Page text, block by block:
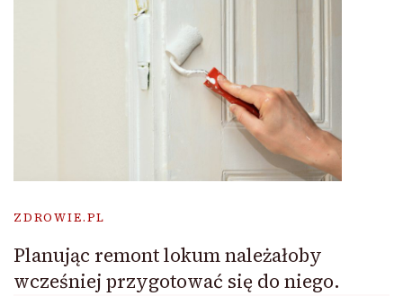
ZDROWIE.PL
Planując remont lokum należałoby
wcześniej przygotować się do niego.